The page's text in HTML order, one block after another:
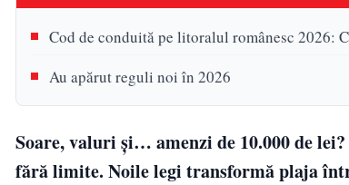
Cod de conduită pe litoralul românesc 2026:
Au apărut reguli noi în 2026
Soare, valuri și… amenzi de 10.000 de
fără limite. Noile legi transformă plaja